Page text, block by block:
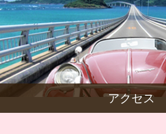
アクセス